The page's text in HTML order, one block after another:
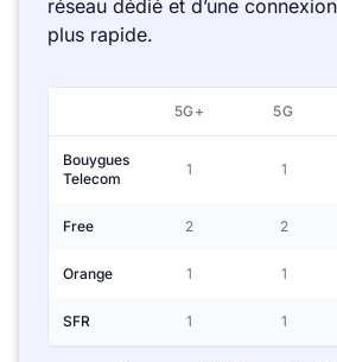
réseau dédié et d’une
plus rapide.
5G+ 5G
Bouygues
Telecom
1 1
Free 2 2
Orange 1 1
SFR 1 1